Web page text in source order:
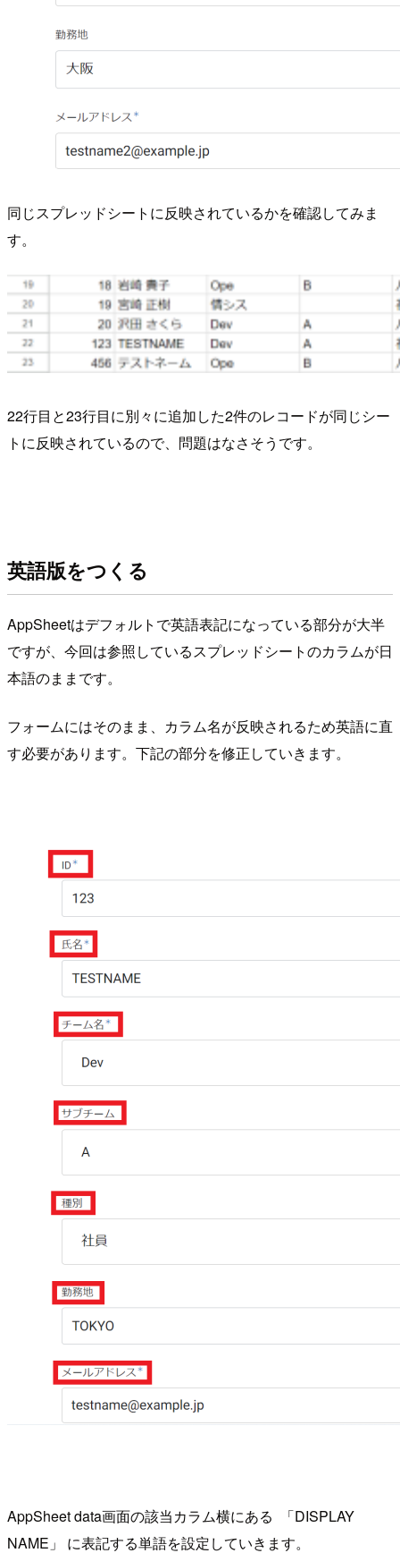
同じスプレッドシートに反映されているかを確認してみま
す。
22行目と23行目に別々に追加した2件のレコードが同じシー
トに反映されているので、問題はなさそうです。
英語版をつくる
AppSheetはデフォルトで英語表記になっている部分が大半
ですが、今回は参照しているスプレッドシートのカラムが日
本語のままです。
フォームにはそのまま、カラム名が反映されるため英語に直
す必要があります。下記の部分を修正していきます。
AppSheet data画面の該当カラム横にある 「DISPLAY
NAME」 に表記する単語を設定していきます。